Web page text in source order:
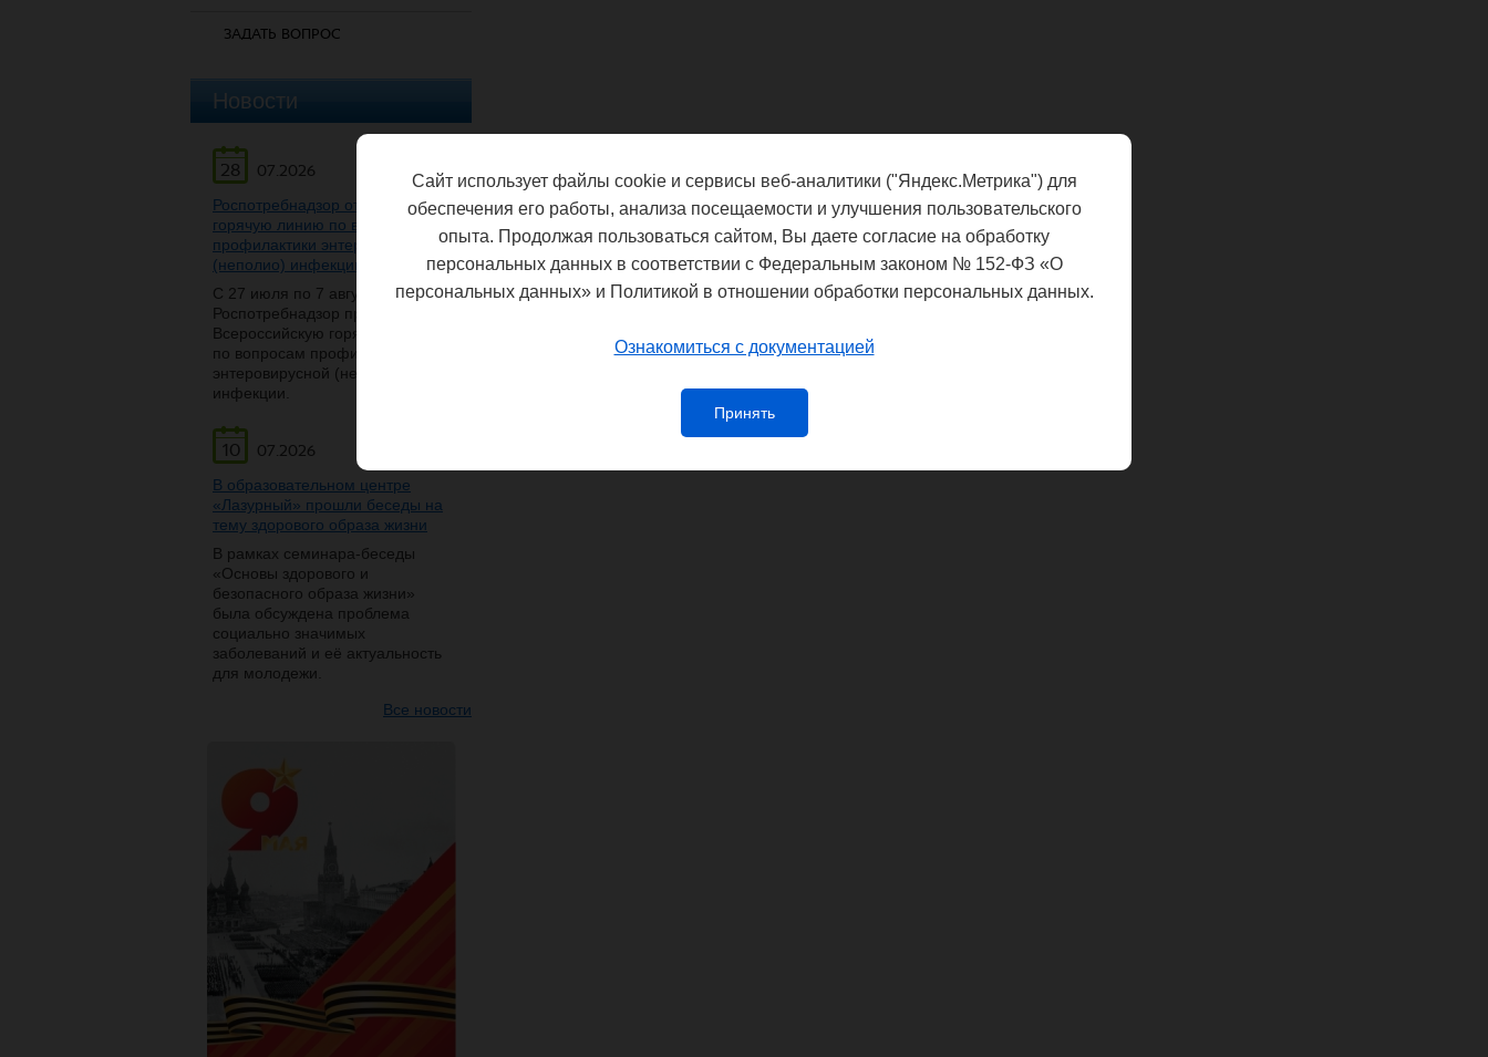
ЗАДАТЬ ВОПРОС
Новости
28
07.2026
Роспотребнадзор открывает
горячую линию по вопросам
профилактики энтеровирусной
(неполио) инфекции
С 27 июля по 7 августа
Роспотребнадзор проведет
Всероссийскую горячую линию
по вопросам профилактики
энтеровирусной (неполио)
инфекции.
10
07.2026
В образовательном центре
«Лазурный» прошли беседы на
тему здорового образа жизни
В рамках семинара-беседы
«Основы здорового и
безопасного образа жизни»
была обсуждена проблема
социально значимых
заболеваний и её актуальность
для молодежи.
Все новости
Сайт использует файлы cookie и сервисы веб-аналитики ("Яндекс.Метрика") для
обеспечения его работы, анализа посещаемости и улучшения пользовательского
опыта. Продолжая пользоваться сайтом, Вы даете согласие на обработку
персональных данных в соответствии с Федеральным законом № 152-ФЗ «О
персональных данных» и Политикой в отношении обработки персональных данных.
Ознакомиться с документацией
Принять